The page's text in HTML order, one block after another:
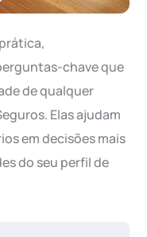
chave que
de qualquer
Elas ajudam
em decisões mais
do seu perfil de